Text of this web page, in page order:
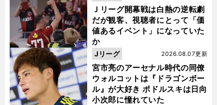
Ｊリーグ開幕戦は白熱の逆転劇
だが観客、視聴者にとって「価
値あるイベント」になっていた
か
宮市亮のアーセナル時代の同僚
ウォルコットは『ドラゴンボー
ル』が大好き ポドルスキは日向
小次郎に憧れていた
2026.08.07更新
Jリーグ